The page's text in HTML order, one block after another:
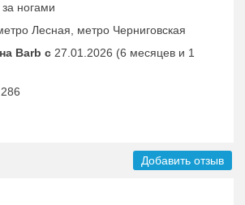
ногами
Лесная, метро Черниговская
Barb c 27.01.2026 (6 месяцев и 1
286
Добавить отзыв